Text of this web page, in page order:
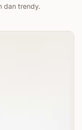
dan trendy.